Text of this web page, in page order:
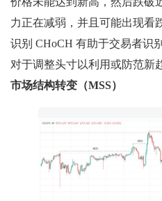
力正在减弱，并且可能出现看
识别 CHoCH 有助于交易者识
对于调整头寸以利用或防范新
市场结构转变（MSS）